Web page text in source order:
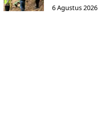
6 Agustus 2026